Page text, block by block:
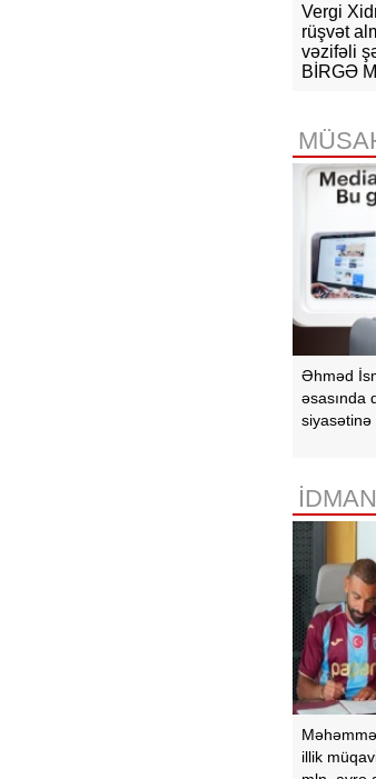
18:15
üzərindən
yana
müraciət
Vergi
rüşvət
vəzifəli
BİRGƏ
Əhməd
əsasında
siyasətinə
İDMAN
illik